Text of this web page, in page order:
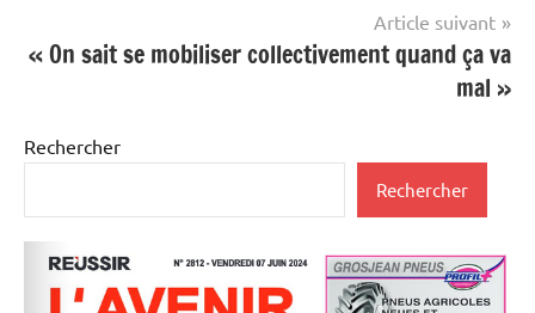
Article suivant
« On sait se mobiliser collectivement quand ça va
mal »
Rechercher
Rechercher